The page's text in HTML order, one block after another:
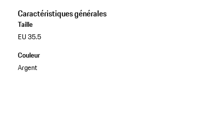
Caractéristiques générales
Taille
EU 35.5
Couleur
Argent